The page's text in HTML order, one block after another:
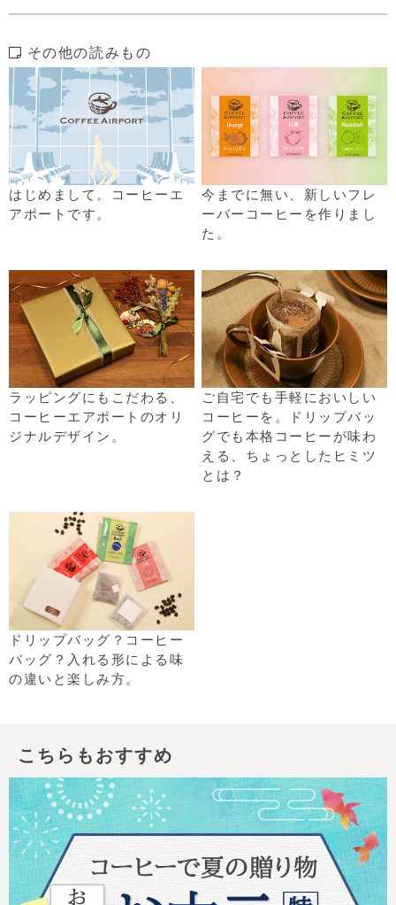
その他の読みもの
はじめまして。コーヒーエ
アポートです。
今までに無い、新しいフレ
ーバーコーヒーを作りまし
た。
ラッピングにもこだわる、
コーヒーエアポートのオリ
ジナルデザイン。
ご自宅でも手軽においしい
コーヒーを。ドリップバッ
グでも本格コーヒーが味わ
える、ちょっとしたヒミツ
とは？
ドリップバッグ？コーヒー
バッグ？入れる形による味
の違いと楽しみ方。
こちらもおすすめ